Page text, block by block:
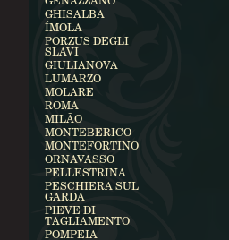
GHISALBA
ÍMOLA
PORZUS DEGLI
SLAVI
GIULIANOVA
LUMARZO
MOLARE
ROMA
MILÃO
MONTEBERICO
MONTEFORTINO
ORNAVASSO
PELLESTRINA
PESCHIERA SUL
GARDA
PIEVE DI
TAGLIAMENTO
POMPEIA